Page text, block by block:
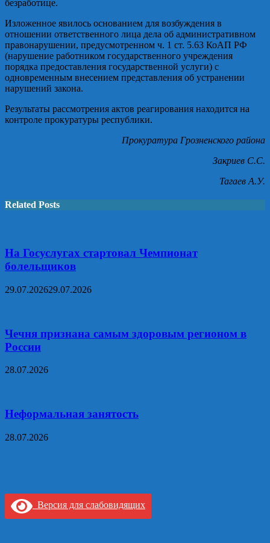
безработице.
Изложенное явилось основанием для возбуждения в
отношении ответственного лица дела об административном
правонарушении, предусмотренном ч. 1 ст. 5.63 КоАП РФ
(нарушение работником государственного учреждения
порядка предоставления государственной услуги) с
одновременным внесением представления об устранении
нарушений закона.
Результаты рассмотрения актов реагирования находится на
контроле прокуратуры республики.
Прокуратура Грозненского района
Закриев С.С.
Тагаев А.У.
Related Posts
На Госуслугах стартовал Чемпионат
болельщиков
29.07.202629.07.2026
Чечня признана самым здоровым регионом в
России
28.07.2026
Неформальная занятость
28.07.2026
Версия для слабовидящих